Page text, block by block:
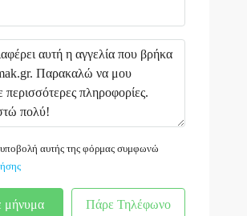
αυτής της φόρμας συμφωνώ
μήνυμα Πάρε Τηλέφωνο